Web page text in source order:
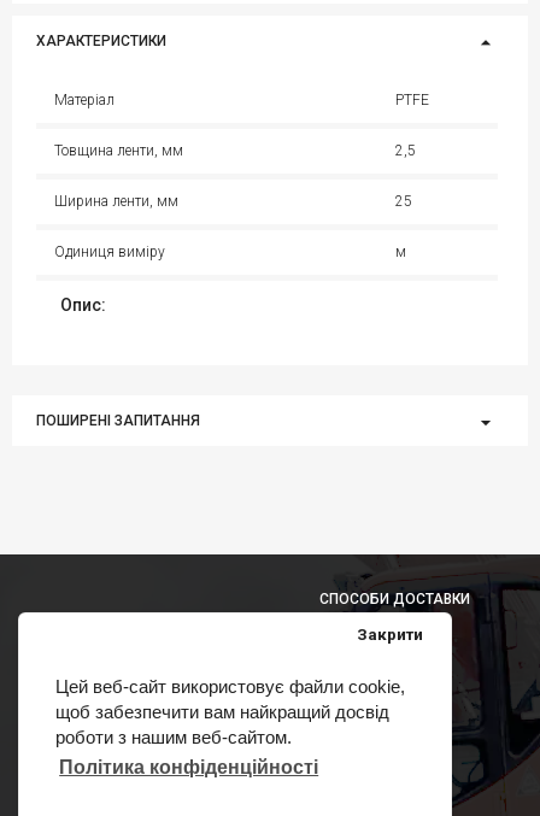
Цей веб-сайт використовує файли cookie,
щоб забезпечити вам найкращий досвід
роботи з нашим веб-сайтом.
Політика конфіденційності
Закрити
ХАРАКТЕРИСТИКИ
Матеріал PTFE
Товщина ленти, мм 2,5
Ширина ленти, мм 25
Одиниця виміру м
Опис:
ПОШИРЕНІ ЗАПИТАННЯ
СПОСОБИ ДОСТАВКИ
СПОСОБИ ОПЛАТИ